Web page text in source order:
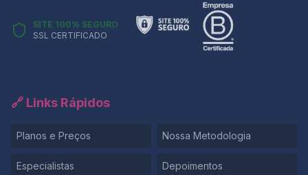
SITE 100% SEGURO
SSL CERTIFICADO
🔗 Links Rápidos
Planos e Preços Nossa Metodologia
Especialistas Depoimentos